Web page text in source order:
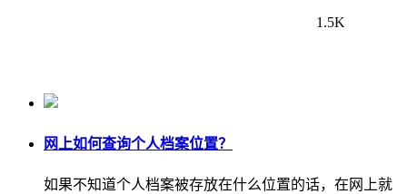
1.5K
网上如何查询个人档案位置？
如果不知道个人档案被存放在什么位置的话，在网上就